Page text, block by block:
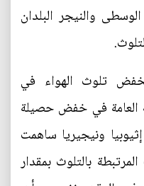
والنيجر البلدان
تلوث الهواء في
العامة في خفض حصيلة
ونيجيريا ساهمت
بالتلوث بمقدار